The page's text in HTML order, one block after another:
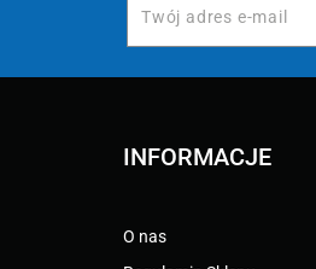
INFORMACJE
O nas